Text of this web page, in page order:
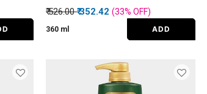
Price reduced from
₹ 526.00to
₹ 352.42(33%OFF)
360 ml ADD